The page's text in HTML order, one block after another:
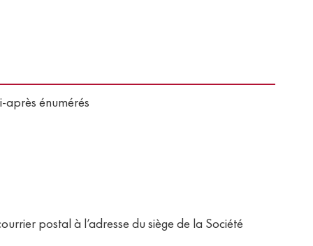
énumérés
postal à l’adresse du siège de la Société